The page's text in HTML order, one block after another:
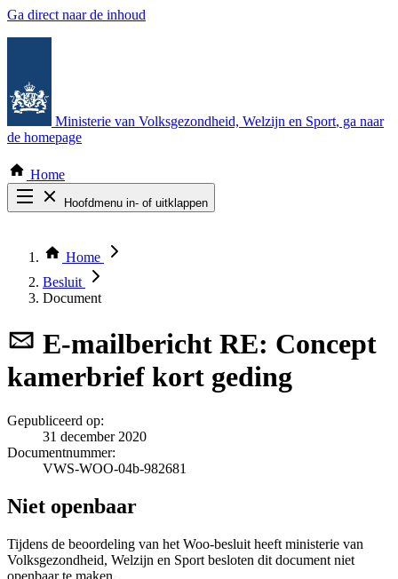
Ga direct naar de inhoud
Ministerie van Volksgezondheid, Welzijn en Sport, ga naar
de homepage
Home
Hoofdmenu in- of uitklappen
Thema COVID-19
Bekijk per bestuursorgaan
Home
Besluit
Document
E-mailbericht RE: Concept
kamerbrief kort geding
Gepubliceerd op:
31 december 2020
Documentnummer:
VWS-WOO-04b-982681
Niet openbaar
Tijdens de beoordeling van het Woo-besluit heeft ministerie van
Volksgezondheid, Welzijn en Sport besloten dit document niet
openbaar te maken.